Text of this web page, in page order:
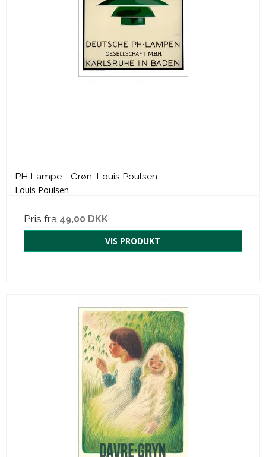
PH Lampe - Grøn. Louis Poulsen
Louis Poulsen
Pris fra 49,00 DKK
VIS PRODUKT